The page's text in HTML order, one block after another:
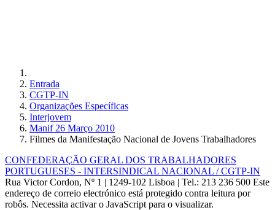
Entrada
CGTP-IN
Organizações Específicas
Interjovem
Manif 26 Março 2010
Filmes da Manifestação Nacional de Jovens Trabalhadores
CONFEDERAÇÃO GERAL DOS TRABALHADORES
PORTUGUESES - INTERSINDICAL NACIONAL / CGTP-IN
Rua Victor Cordon, Nº 1 | 1249-102 Lisboa | Tel.: 213 236 500 Este
endereço de correio electrónico está protegido contra leitura por
robôs. Necessita activar o JavaScript para o visualizar.